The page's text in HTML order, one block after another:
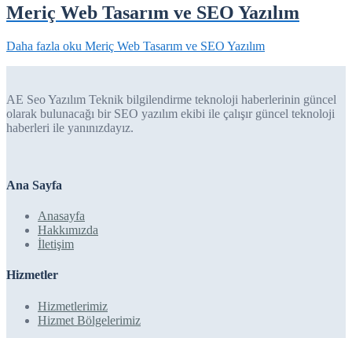
Meriç Web Tasarım ve SEO Yazılım
Daha fazla oku Meriç Web Tasarım ve SEO Yazılım
AE Seo Yazılım Teknik bilgilendirme teknoloji haberlerinin güncel
olarak bulunacağı bir SEO yazılım ekibi ile çalışır güncel teknoloji
haberleri ile yanınızdayız.
Ana Sayfa
Anasayfa
Hakkımızda
İletişim
Hizmetler
Hizmetlerimiz
Hizmet Bölgelerimiz